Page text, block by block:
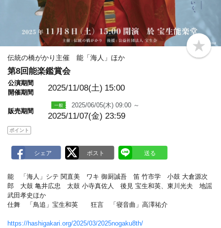
b
o
伝統の橋がかり主催 能「海人」ほか
第8回能楽鑑賞会
公演期間
開催期間
2025/11/08(土) 15:00
販売期間
2025/06/05(木) 09:00 ～
2025/11/07(金) 23:59
ポイント
能 「海人」シテ 関直美 ワキ 御厨誠吾 笛 竹市学 小鼓 大倉源次
郎 大鼓 亀井広忠 太鼓 小寺真佐人 後見 宝生和英、東川光夫 地謡
武田孝史ほか
仕舞 「鳥追」宝生和英 狂言 「寝音曲」高澤祐介
https://hashigakari.org/2025/03/2025nogaku8th/